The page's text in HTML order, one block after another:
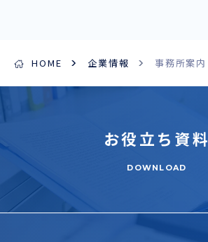
HOME 企業情報 事務所案内
お役立ち 資料
DOWNLOAD